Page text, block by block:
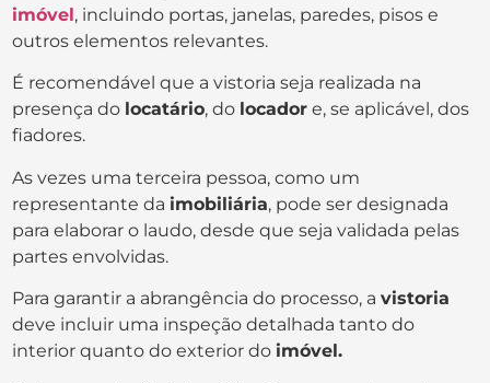
imóvel, incluindo portas, janelas, paredes, pisos e
outros elementos relevantes.
É recomendável que a vistoria seja realizada na
presença do locatário, do locador e, se aplicável, dos
fiadores.
As vezes uma terceira pessoa, como um
representante da imobiliária, pode ser designada
para elaborar o laudo, desde que seja validada pelas
partes envolvidas.
Para garantir a abrangência do processo, avistoria
deve incluir uma inspeção detalhada tanto do
interior quanto do exterior do imóvel.